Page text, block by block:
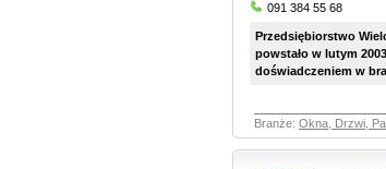
091 384 55 68
Przedsiębiorstwo
powstało w lutym
doświadczeniem w
Branże: Okna, Drzwi,